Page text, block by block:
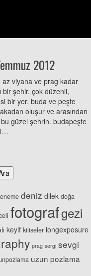
2012
viyana ve prag kadar
bir şehir. çok düzenli,
bir yer. buda ve peşte
oluşur ve arasından
güzel şehrin. budapeşte
deniz dilek doğa
fotografgezi
keyif kiliseler longexposure
prag sergi sevgi
uzun pozlama